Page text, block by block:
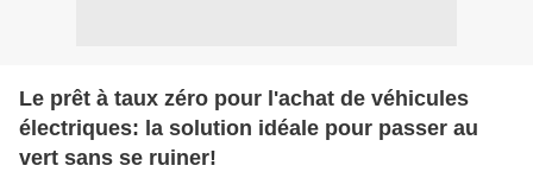
Le prêt à taux zéro pour l'achat de véhicules
électriques: la solution idéale pour passer au
vert sans se ruiner!